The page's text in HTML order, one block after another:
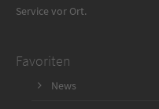
Service vor Ort.
Favoriten
News